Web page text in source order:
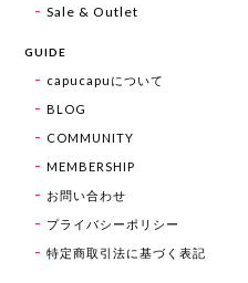
Sale & Outlet
GUIDE
capucapuについて
BLOG
COMMUNITY
MEMBERSHIP
お問い合わせ
プライバシーポリシー
特定商取引法に基づく表記